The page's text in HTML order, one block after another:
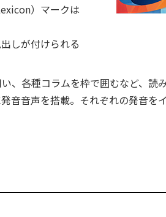
）マークは
しが付けられる
、各種コラムを枠で囲むなど、読
音音声を搭載。それぞれの発音を